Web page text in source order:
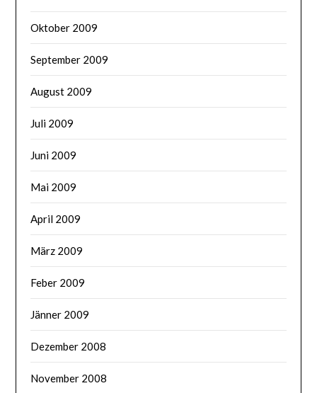
Oktober 2009
September 2009
August 2009
Juli 2009
Juni 2009
Mai 2009
April 2009
März 2009
Feber 2009
Jänner 2009
Dezember 2008
November 2008